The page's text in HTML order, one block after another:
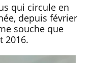
qui circule en
depuis février
souche que
2016.